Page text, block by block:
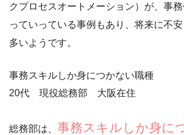
クプロセスオートメーション）が、事
っていっている事例もあり、 将来に不
多いようです。
事務スキルしか身につかない職種
20代 現役総務部 大阪在住
総務部は、 事務スキルしか身に